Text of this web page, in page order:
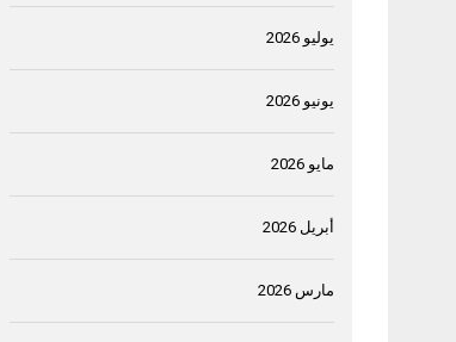
يوليو 2026
يونيو 2026
مايو 2026
أبريل 2026
مارس 2026